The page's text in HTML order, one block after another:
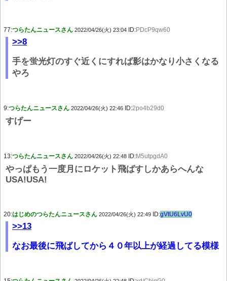
77:つらたんニュースさん 2022/04/26(火) 23:04 ID:PDcP9qw60
>>8
手を蛍光灯のすぐ近くにすれば影はかなり小さくなる
やろ
9:つらたんニュースさん 2022/04/26(火) 22:46 ID:2po4b29d0
すげー
13:つらたんニュースさん 2022/04/26(火) 22:48 ID:M5utpgdA0
やっぱもう一度月にロケット飛ばすしかあらへんな
USA!USA!
20:はじめのつらたんニュースさん 2022/04/26(火) 22:49 ID:gVtU6LvU0
>>13
なお最後に飛ばしてから４０年以上が経過してる模様